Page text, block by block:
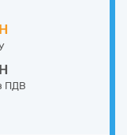
ПДВ